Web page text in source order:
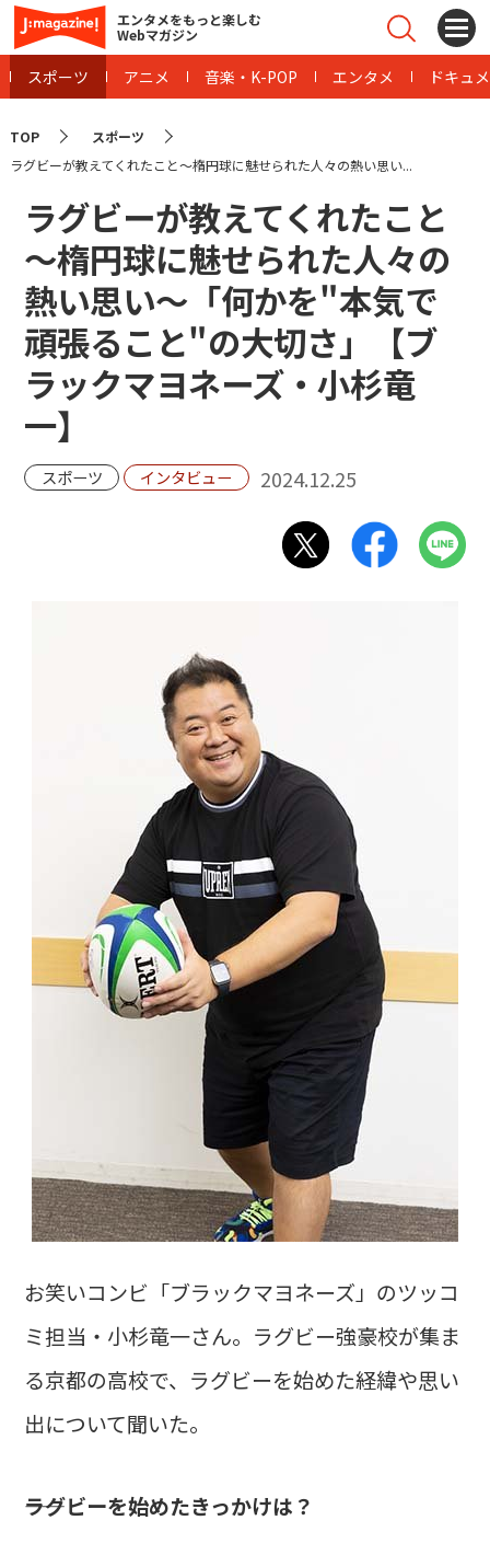
エンタメをもっと楽しむ
Webマガジン
スポーツ アニメ 音楽・K-POP エンタメ ドキュ
TOP
スポーツ
ラグビーが教えてくれたこと～楕円球に魅せられた人々の熱い思い...
ラグビーが教えてくれたこと
～楕円球に魅せられた人々の
熱い思い～「何かを"本気で
頑張ること"の大切さ」【ブ
ラックマヨネーズ・小杉竜
一】
スポーツ インタビュー 2024.12.25
お笑いコンビ「ブラックマヨネーズ」のツッコ
ミ担当・小杉竜一さん。ラグビー強豪校が集ま
る京都の高校で、ラグビーを始めた経緯や思い
出について聞いた。
――ラグビーを始めたきっかけは？